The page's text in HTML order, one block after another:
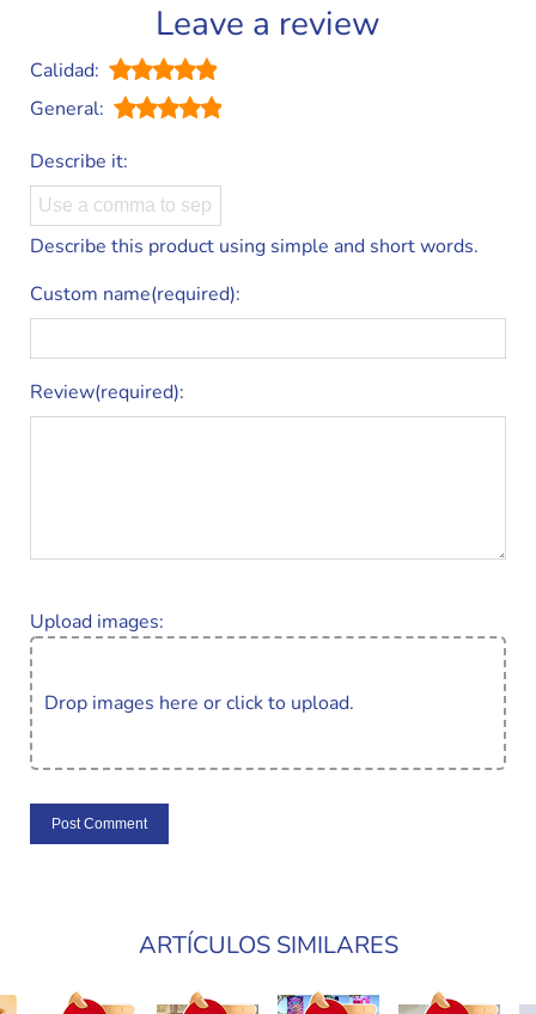
Leave a review
Calidad:
General:
Describe it:
Describe this product using simple and short words.
Custom name(required):
Review(required):
Upload images:
Drop images here or click to upload.
ARTÍCULOS SIMILARES